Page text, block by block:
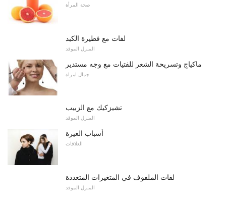
صحة المرأة
لفات مع فطيرة الكبد
المنزل الموقد
ماكياج وتسريحة الشعر للفتيات مع وجه مستدير
جمال امراة
تشيزكيك مع الزبيب
المنزل الموقد
أسباب الغيرة
العلاقات
لفات الملفوف في المتغيرات المتعددة
المنزل الموقد